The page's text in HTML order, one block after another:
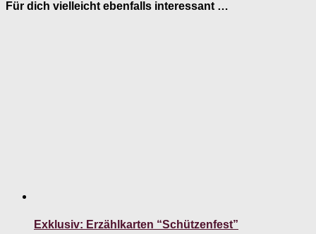
Für dich vielleicht ebenfalls interessant …
Exklusiv: Erzählkarten “Schützenfest”